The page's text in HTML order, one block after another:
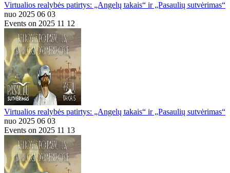
Virtualios realybės patirtys: „Angelų takais“ ir „Pasaulių sutvėrimas“
nuo 2025 06 03
Events on 2025 11 12
Virtualios realybės patirtys: „Angelų takais“ ir „Pasaulių sutvėrimas“
nuo 2025 06 03
Events on 2025 11 13